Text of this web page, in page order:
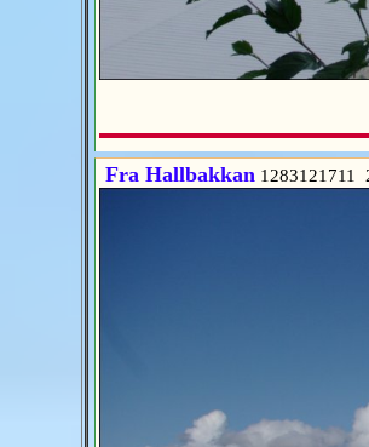
Fra Hallbakkan 1283121711